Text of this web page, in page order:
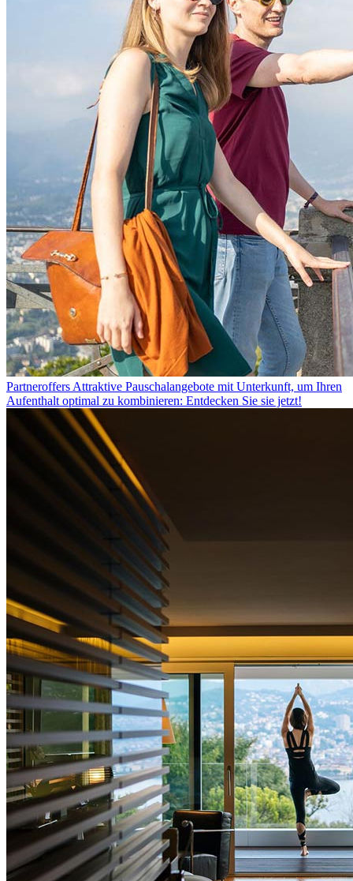
Partneroffers Attraktive Pauschalangebote mit Unterkunft, um Ihren
Aufenthalt optimal zu kombinieren: Entdecken Sie sie jetzt!